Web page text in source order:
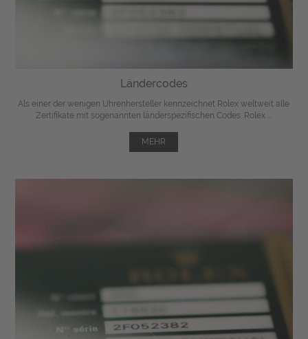
Ländercodes
Als einer der wenigen Uhrenhersteller kennzeichnet Rolex weltweit alle
Zertifikate mit sogenannten länderspezifischen Codes. Rolex ...
MEHR